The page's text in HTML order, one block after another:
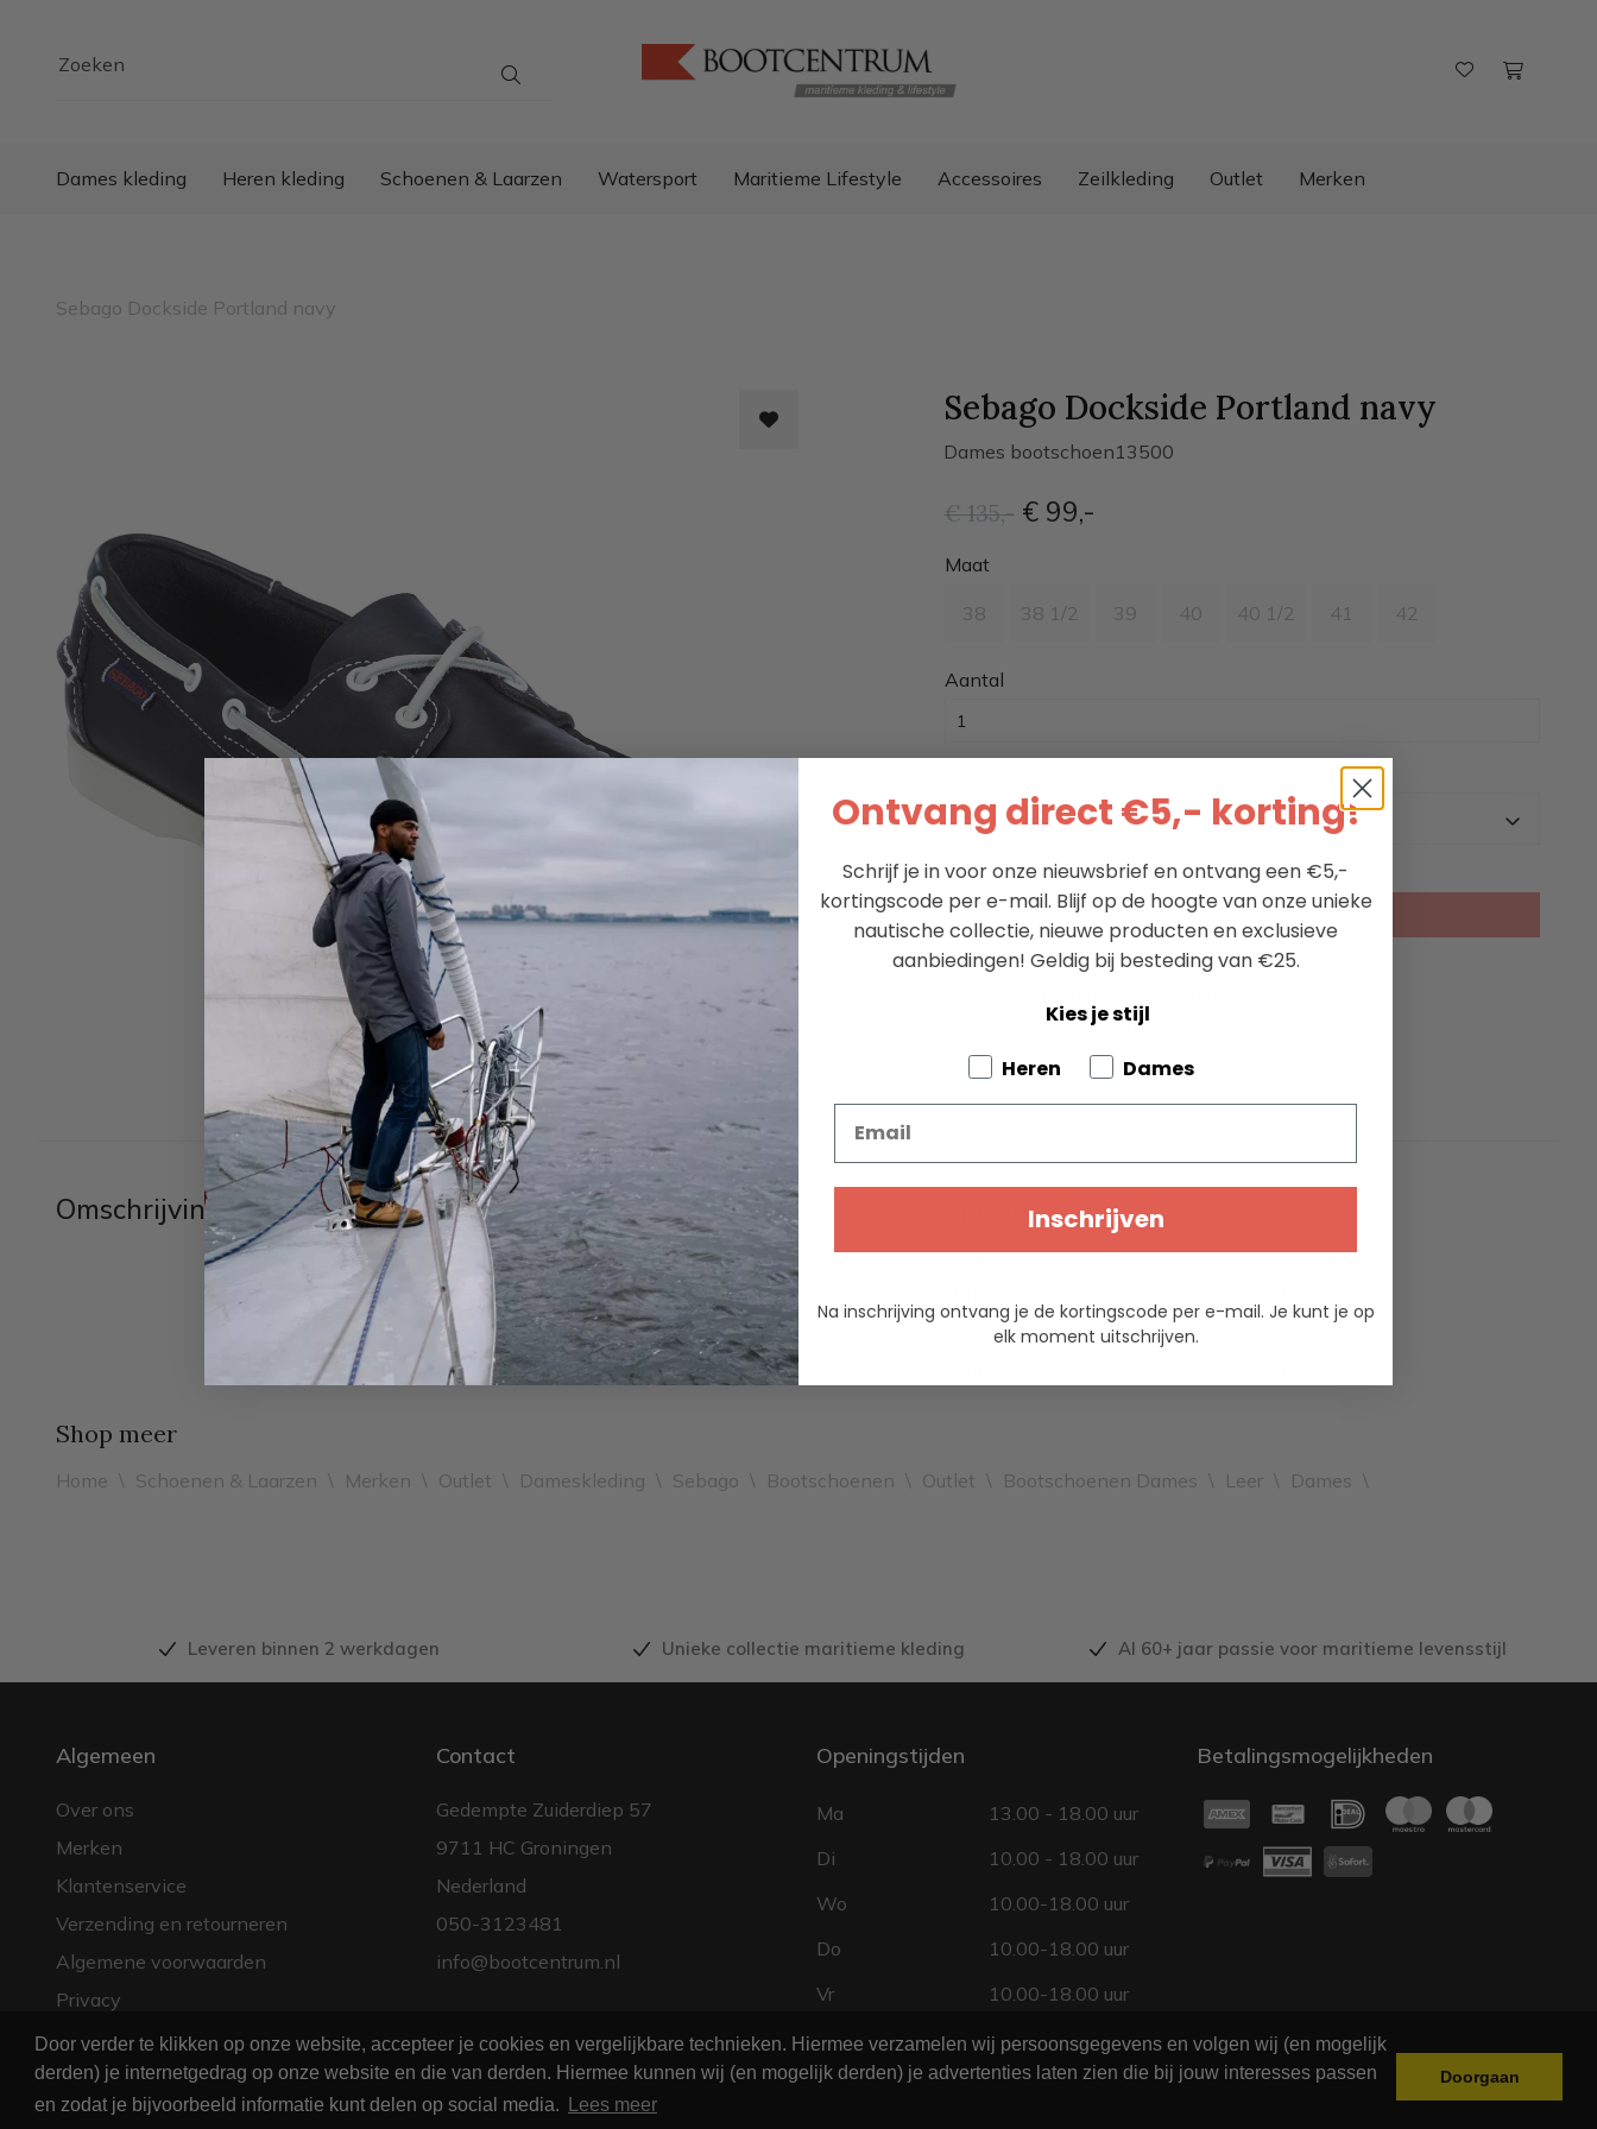
Door verder te klikken op onze website, accepteer je cookies en vergelijkbare technieken. Hiermee verzamelen wij persoonsgegevens en volgen wij (en mogelijk
derden) je internetgedrag op onze website en die van derden. Hiermee kunnen wij (en mogelijk derden) je advertenties laten zien die bij jouw interesses passen
en zodat je bijvoorbeeld informatie kunt delen op social media.
Lees meer
Doorgaan
Zoeken
Dames kleding Heren kleding Schoenen & Laarzen Watersport Maritieme Lifestyle Accessoires Zeilkleding Outlet Merken
Sebago Dockside Portland navy
Sebago Dockside Portland navy
Dames bootschoen13500
€ 135,- € 99,-
Maat
38 38 1/2 39 40 40 1/2 41 42
Aantal
navy
KIES EEN OPTIE
Unieke collectie maritieme kleding
Al 60+ jaar passie voor maritieme levensstijl
Omschrijving Specificaties
Merk
Sebago
Voorraad
Shop meer
Home \ Schoenen & Laarzen \ Merken \ Outlet \ Dameskleding \ Sebago \ Bootschoenen \ Outlet \ Bootschoenen Dames \ Leer \ Dames \
Leveren binnen 2 werkdagen Unieke collectie maritieme kleding Al 60+ jaar passie voor maritieme levensstijl
Algemeen
Over ons
Merken
Klantenservice
Verzending en retourneren
Algemene voorwaarden
Privacy
Contact
Gedempte Zuiderdiep 57
9711 HC Groningen
Nederland
050-3123481
info@bootcentrum.nl
Openingstijden
Ma
13.00 - 18.00 uur
Di
10.00 - 18.00 uur
Wo
10.00-18.00 uur
Do
10.00-18.00 uur
Vr
10.00-18.00 uur
Za
10.00 - 17.00 uur
Zo
gesloten
Betalingsmogelijkheden
Ontvang direct €5,- korting!
Schrijf je in voor onze nieuwsbrief en ontvang een €5,-
kortingscode per e-mail. Blijf op de hoogte van onze unieke
nautische collectie, nieuwe producten en exclusieve
aanbiedingen! Geldig bij besteding van €25.
Kies je stijl
Tell us about your pets
Heren
Dames
Inschrijven
Na inschrijving ontvang je de kortingscode per e-mail. Je kunt je op
elk moment uitschrijven.